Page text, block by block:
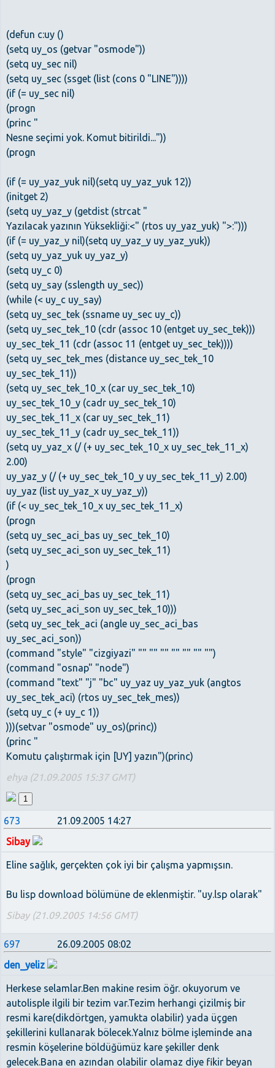
(defun c:uy ()
(setq uy_os (getvar "osmode"))
(setq uy_sec nil)
(setq uy_sec (ssget (list (cons 0 "LINE"))))
(if (= uy_sec nil)
(progn
(princ "
Nesne seçimi yok. Komut bitirildi..."))
(progn
(if (= uy_yaz_yuk nil)(setq uy_yaz_yuk 12))
(initget 2)
(setq uy_yaz_y (getdist (strcat "
Yazılacak yazının Yüksekliği:<" (rtos uy_yaz_yuk) ">:")))
(if (= uy_yaz_y nil)(setq uy_yaz_y uy_yaz_yuk))
(setq uy_yaz_yuk uy_yaz_y)
(setq uy_c 0)
(setq uy_say (sslength uy_sec))
(while (< uy_c uy_say)
(setq uy_sec_tek (ssname uy_sec uy_c))
(setq uy_sec_tek_10 (cdr (assoc 10 (entget uy_sec_tek)))
uy_sec_tek_11 (cdr (assoc 11 (entget uy_sec_tek))))
(setq uy_sec_tek_mes (distance uy_sec_tek_10
uy_sec_tek_11))
(setq uy_sec_tek_10_x (car uy_sec_tek_10)
uy_sec_tek_10_y (cadr uy_sec_tek_10)
uy_sec_tek_11_x (car uy_sec_tek_11)
uy_sec_tek_11_y (cadr uy_sec_tek_11))
(setq uy_yaz_x (/ (+ uy_sec_tek_10_x uy_sec_tek_11_x)
2.00)
uy_yaz_y (/ (+ uy_sec_tek_10_y uy_sec_tek_11_y) 2.00)
uy_yaz (list uy_yaz_x uy_yaz_y))
(if (< uy_sec_tek_10_x uy_sec_tek_11_x)
(progn
(setq uy_sec_aci_bas uy_sec_tek_10)
(setq uy_sec_aci_son uy_sec_tek_11)
)
(progn
(setq uy_sec_aci_bas uy_sec_tek_11)
(setq uy_sec_aci_son uy_sec_tek_10)))
(setq uy_sec_tek_aci (angle uy_sec_aci_bas
uy_sec_aci_son))
(command "style" "cizgiyazi" "" "" "" "" "" "" "")
(command "osnap" "node")
(command "text" "j" "bc" uy_yaz uy_yaz_yuk (angtos
uy_sec_tek_aci) (rtos uy_sec_tek_mes))
(setq uy_c (+ uy_c 1))
)))(setvar "osmode" uy_os)(princ))
(princ "
Komutu çalıştırmak için [UY] yazın")(princ)
ehya (21.09.2005 15:37 GMT)
1
673
21.09.2005 14:27
Sibay
Eline sağlık, gerçekten çok iyi bir çalışma yapmışsın.
Bu lisp download bölümüne de eklenmiştir. "uy.lsp olarak"
Sibay (21.09.2005 14:56 GMT)
697
26.09.2005 08:02
den_yeliz
Herkese selamlar.Ben makine resim öğr. okuyorum ve
autolisple ilgili bir tezim var.Tezim herhangi çizilmiş bir
resmi kare(dikdörtgen, yamukta olabilir) yada üçgen
şekillerini kullanarak bölecek.Yalnız bölme işleminde ana
resmin köşelerine böldüğümüz kare şekiller denk
gelecek.Bana en azından olabilir olamaz diye fikir beyan